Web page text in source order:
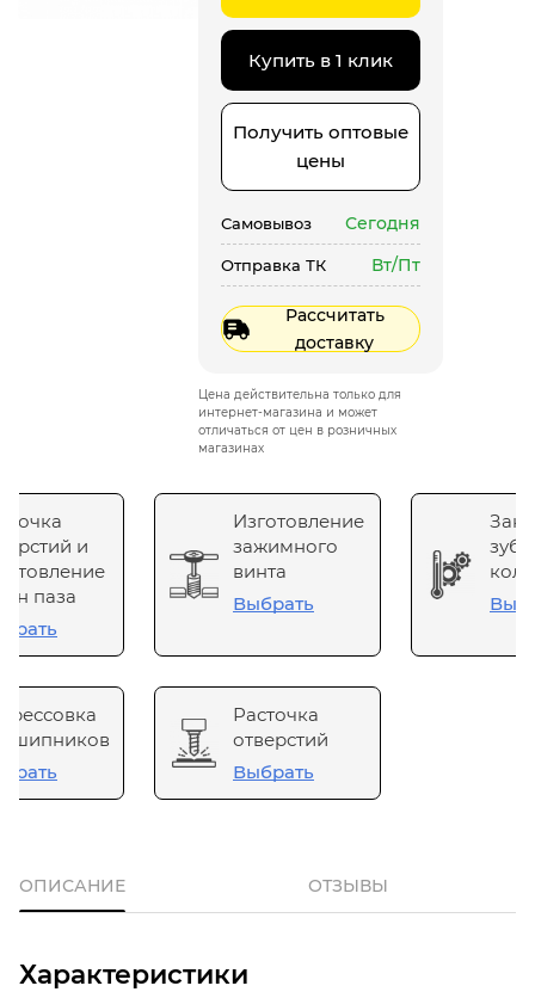
Купить в 1 клик
Получить оптовые
цены
Самовывоз Сегодня
Отправка ТК Вт/Пт
Рассчитать
доставку
Цена действительна только для
интернет-магазина и может
отличаться от цен в розничных
магазинах
и
паза
Изготовление
зажимного
винта
Выбрать
Расточка
отверстий
Выбрать
ОПИСАНИЕ ОТЗЫВЫ
Характеристики